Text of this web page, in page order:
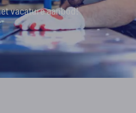
vacature aanbod!